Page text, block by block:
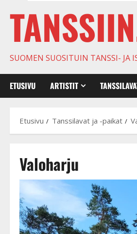
SUOMEN SUOSITUIN TANSSI- JA
ETUSIVU ARTISTIT
Etusivu Tanssilavat ja -paikat
Valoharju